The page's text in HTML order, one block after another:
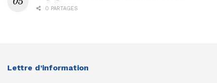
0 PARTAGES
Lettre d’information